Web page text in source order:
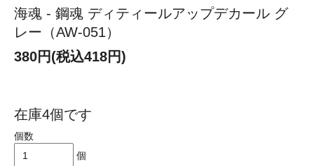
海魂 - 鋼魂 ディティールアップデカール グ
レー（AW-051）
380円(税込418円)
在庫4個です
個数
個